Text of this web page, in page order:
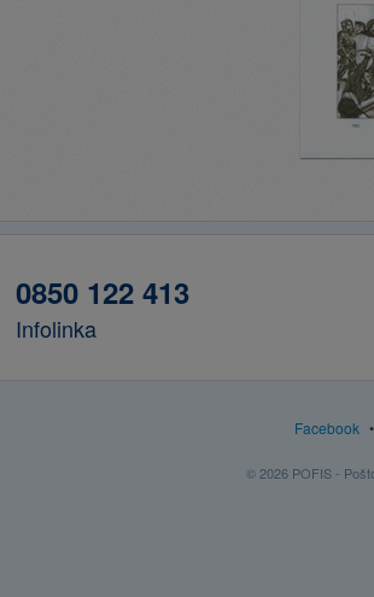
0850 122 413
Infolinka
Facebook
© 2026 POFIS -